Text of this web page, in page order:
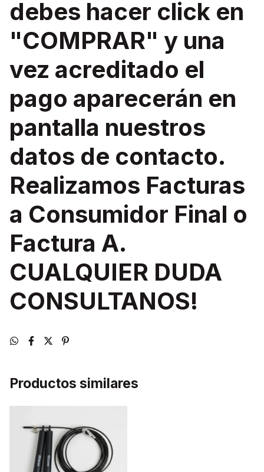
debes hacer click en
"COMPRAR" y una
vez acreditado el
pago aparecerán en
pantalla nuestros
datos de contacto.
Realizamos Facturas
a Consumidor Final o
Factura A.
CUALQUIER DUDA
CONSULTANOS!
Productos similares